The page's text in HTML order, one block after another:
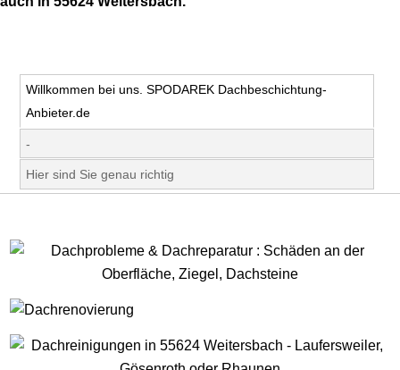
Willkommen bei uns. SPODAREK Dachbeschichtung-
Anbieter.de
-
Hier sind Sie genau richtig